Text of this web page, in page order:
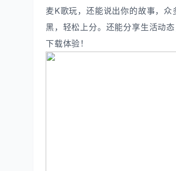
麦K歌玩，还能说出你的故事，
黑，轻松上分。还能分享生活动
下载体验！